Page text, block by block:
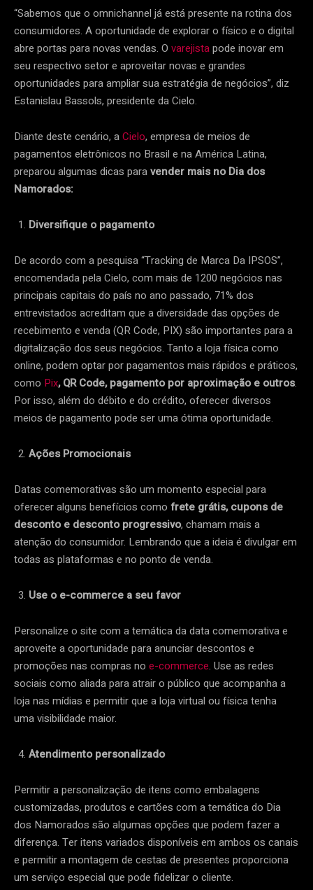
“Sabemos que o omnichannel já está presente na rotina dos
consumidores. A oportunidade de explorar o físico e o digital
abre portas para novas vendas. O varejistapode inovar em
seu respectivo setor e aproveitar novas e grandes
oportunidades para ampliar sua estratégia de negócios”, diz
Estanislau Bassols, presidente da Cielo.
Diante deste cenário, aCielo, empresa de meios de
pagamentos eletrônicos no Brasil e na América Latina,
preparou algumas dicas paravender mais no Dia dos
Namorados:
Diversifique o pagamento
De acordo com a pesquisa “Tracking de Marca Da IPSOS”,
encomendada pela Cielo, com mais de 1200 negócios nas
principais capitais do país no ano passado, 71% dos
entrevistados acreditam que a diversidade das opções de
recebimento e venda (QR Code, PIX) são importantes para a
digitalização dos seus negócios. Tanto a loja física como
online, podem optar por pagamentos mais rápidos e práticos,
como Pix, QR Code, pagamento por aproximação e outros.
Por isso, além do débito e do crédito, oferecer diversos
meios de pagamento pode ser uma ótima oportunidade.
Ações Promocionais
Datas comemorativas são um momento especial para
oferecer alguns benefícios como frete grátis, cupons de
desconto e desconto progressivo, chamam mais a
atenção do consumidor. Lembrando que a ideia é divulgar em
todas as plataformas e no ponto de venda.
Use o e-commerce a seu favor
Personalize o site com a temática da data comemorativa e
aproveite a oportunidade para anunciar descontos e
promoções nas compras no e-commerce. Use as redes
sociais como aliada para atrair o público que acompanha a
loja nas mídias e permitir que a loja virtual ou física tenha
uma visibilidade maior.
Atendimento personalizado
Permitir a personalização de itens como embalagens
customizadas, produtos e cartões com a temática do Dia
dos Namorados são algumas opções que podem fazer a
diferença. Ter itens variados disponíveis em ambos os canais
e permitir a montagem de cestas de presentes proporciona
um serviço especial que pode fidelizar o cliente.